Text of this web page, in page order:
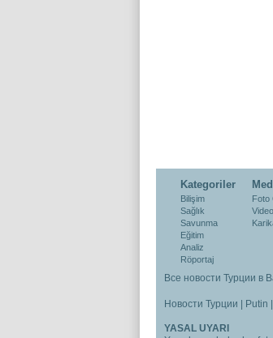
Kategoriler
Bilişim
Sağlık
Savunma
Eğitim
Analiz
Röportaj
Foto
Все новости Турции в
Новости Турции Putin
YASAL UYARI